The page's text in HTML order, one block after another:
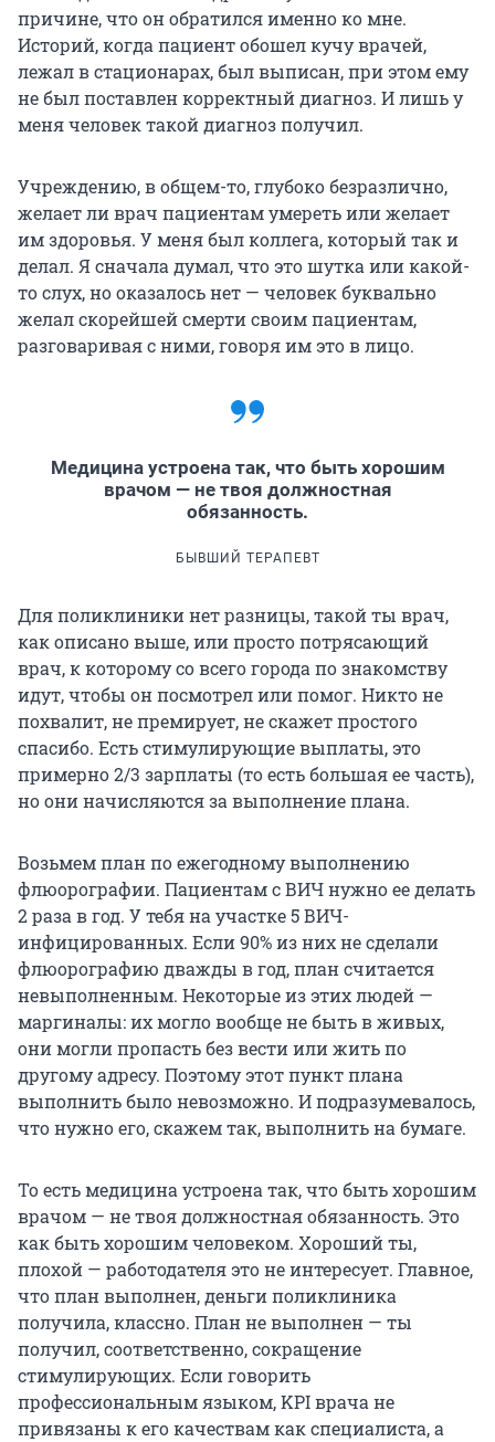
причине, что он обратился именно ко мне.
Историй, когда пациент обошел кучу врачей,
лежал в стационарах, был выписан, при этом ему
не был поставлен корректный диагноз. И лишь у
меня человек такой диагноз получил.
Учреждению, в общем-то, глубоко безразлично,
желает ли врач пациентам умереть или желает
им здоровья. У меня был коллега, который так и
делал. Я сначала думал, что это шутка или какой-
то слух, но оказалось нет — человек буквально
желал скорейшей смерти своим пациентам,
разговаривая с ними, говоря им это в лицо.
Медицина устроена так, что быть хорошим
врачом — не твоя должностная
обязанность.
БЫВШИЙ ТЕРАПЕВТ
Для поликлиники нет разницы, такой ты врач,
как описано выше, или просто потрясающий
врач, к которому со всего города по знакомству
идут, чтобы он посмотрел или помог. Никто не
похвалит, не премирует, не скажет простого
спасибо. Есть стимулирующие выплаты, это
примерно 2/3 зарплаты (то есть большая ее часть),
но они начисляются за выполнение плана.
Возьмем план по ежегодному выполнению
флюорографии. Пациентам с ВИЧ нужно ее делать
2 раза в год. У тебя на участке 5 ВИЧ-
инфицированных. Если 90% из них не сделали
флюорографию дважды в год, план считается
невыполненным. Некоторые из этих людей —
маргиналы: их могло вообще не быть в живых,
они могли пропасть без вести или жить по
другому адресу. Поэтому этот пункт плана
выполнить было невозможно. И подразумевалось,
что нужно его, скажем так, выполнить на бумаге.
То есть медицина устроена так, что быть хорошим
врачом — не твоя должностная обязанность. Это
как быть хорошим человеком. Хороший ты,
плохой — работодателя это не интересует. Главное,
что план выполнен, деньги поликлиника
получила, классно. План не выполнен — ты
получил, соответственно, сокращение
стимулирующих. Если говорить
профессиональным языком, KPI врача не
привязаны к его качествам как специалиста, а